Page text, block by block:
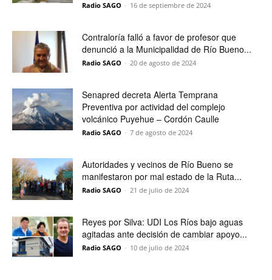
Radio SAGO - 16 de septiembre de 2024
Contraloría falló a favor de profesor que
denunció a la Municipalidad de Río Bueno...
Radio SAGO - 20 de agosto de 2024
Senapred decreta Alerta Temprana
Preventiva por actividad del complejo
volcánico Puyehue – Cordón Caulle
Radio SAGO - 7 de agosto de 2024
Autoridades y vecinos de Río Bueno se
manifestaron por mal estado de la Ruta...
Radio SAGO - 21 de julio de 2024
Reyes por Silva: UDI Los Ríos bajo aguas
agitadas ante decisión de cambiar apoyo...
Radio SAGO - 10 de julio de 2024